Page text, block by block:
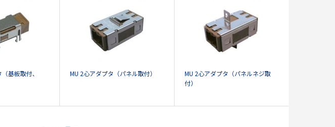
基板取付、
MU 2心アダプタ（パネル取付）
MU 2心アダプタ（パネルネジ取
付）